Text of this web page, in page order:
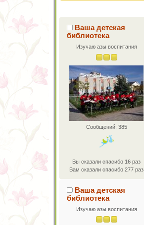
Ваша детская
библиотека
Изучаю азы воспитания
Сообщений: 385
Вы сказали спасибо 16 раз
Вам сказали спасибо 277 раз
Ваша детская
библиотека
Изучаю азы воспитания